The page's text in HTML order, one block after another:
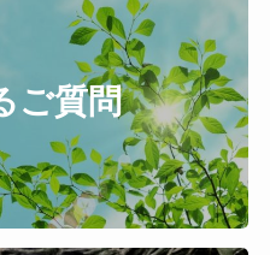
ご質問